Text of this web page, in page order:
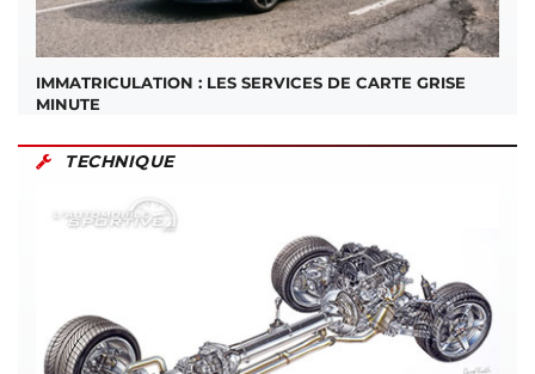
IMMATRICULATION : LES SERVICES DE CARTE GRISE
MINUTE
TECHNIQUE